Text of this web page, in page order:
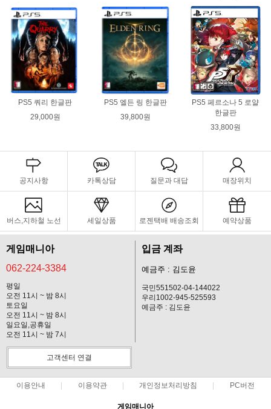
PS5 쿼리 한글판
29,000원
PS5 엘든 링 한글판
39,800원
PS5 페르소나 5 로얄
한글판
33,800원
공지사항 카톡상담 질문과 대답 매장위치
버스,지하철 노선 세일상품 로젠택배 배송조회 예약상품
게임매니아
062-224-3384
평일
오전 11시 ~ 밤 8시
토요일
오전 11시 ~ 밤 8시
일요일,공휴일
오전 11시 ~ 밤 7시
입금 계좌
예금주 : 김도윤
국민551502-04-144022
우리1002-945-525593
예금주 : 김도윤
고객센터 연결
이용안내 이용약관 개인정보처리방침 PC버전
게임매니아